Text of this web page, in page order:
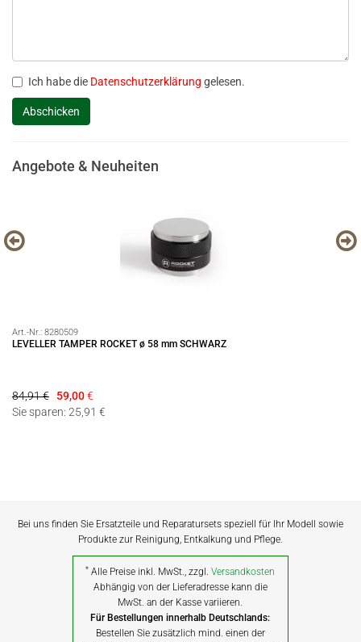
Ich habe die Datenschutzerklärung gelesen.
Angebote & Neuheiten
Art.-Nr.: 8280509
LEVELLER TAMPER ROCKET ø 58 mm SCHWARZ
84,91 € 59,00€
Sie sparen: 25,91 €
Bei uns finden Sie Ersatzteile und Reparatursets speziell für Ihr Modell sowie
Produkte zur Reinigung, Entkalkung und Pflege.
* Alle Preise inkl. MwSt., zzgl.Versandkosten
Abhängig von der Lieferadresse kann die
MwSt. an der Kasse variieren.
Für Bestellungen innerhalb Deutschlands:
Bestellen Sie zusätzlich mind. einen der